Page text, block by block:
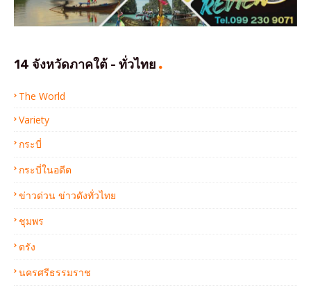
14 จังหวัดภาคใต้ - ทั่วไทย
The World
Variety
กระบี่
กระบี่ในอดีต
ข่าวด่วน ข่าวดังทั่วไทย
ชุมพร
ตรัง
นครศรีธรรมราช